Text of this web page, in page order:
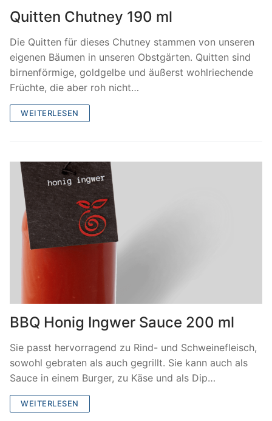
Quitten Chutney 190 ml
Die Quitten für dieses Chutney stammen von unseren
eigenen Bäumen in unseren Obstgärten. Quitten sind
birnenförmige, goldgelbe und äußerst wohlriechende
Früchte, die aber roh nicht…
WEITERLESEN
BBQ Honig Ingwer Sauce 200 ml
Sie passt hervorragend zu Rind- und Schweinefleisch,
sowohl gebraten als auch gegrillt. Sie kann auch als
Sauce in einem Burger, zu Käse und als Dip…
WEITERLESEN